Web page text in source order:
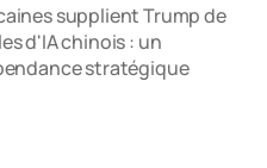
supplient Trump de
d'IA chinois : un
stratégique